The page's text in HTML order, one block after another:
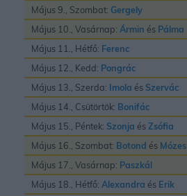
Május 9., Szombat: Gergely
Május 10., Vasárnap: Ármin és Pálma
Május 11., Hétfő: Ferenc
Május 12., Kedd: Pongrác
Május 13., Szerda: Imola és Szervác
Május 14., Csütörtök: Bonifác
Május 15., Péntek: Szonja ésZsófia
Május 16., Szombat: Botond és Mózes
Május 17., Vasárnap: Paszkál
Május 18., Hétfő: Alexandra és Erik